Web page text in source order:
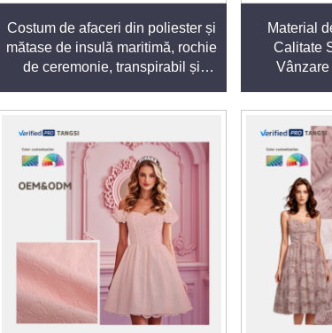
de Poliester, inclusiv variante adaptate pentru
textile tehnice și mobilă pentru casă durabilă.
naturale pentru a crea textile care oferă un
elegante.
față de tendințele de piață. Țesăturile noastre
(de exemplu, absorbție redusă a umidității,
țesere și finisare – asigură o calitate
Costum de afaceri din poliester și
mătase de insulă maritimă, rochie
de ceremonie, transpirabil și
Material
Calitate